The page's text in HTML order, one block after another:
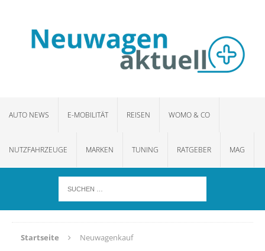
AUTO NEWS E-MOBILITÄT REISEN WOMO & CO
NUTZFAHRZEUGE MARKEN TUNING RATGEBER MAG
Startseite Neuwagenkauf